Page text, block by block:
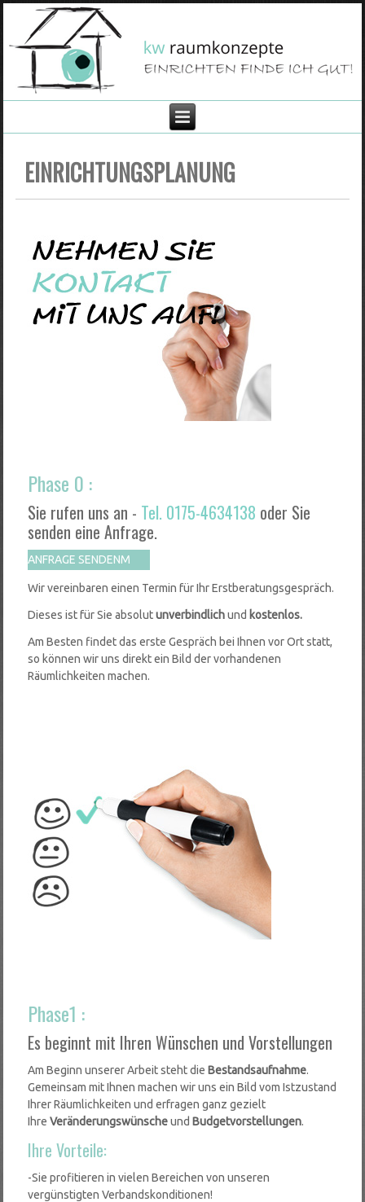
EINRICHTUNGSPLANUNG
Phase 0 :
Sie rufen uns an - Tel. 0175-4634138 oder Sie
senden eine Anfrage.
ANFRAGE SENDEN
Wir vereinbaren einen Termin für Ihr Erstberatungsgespräch.
Dieses ist für Sie absolutunverbindlichund kostenlos.
Am Besten findet das erste Gespräch bei Ihnen vor Ort statt,
so können wir uns direkt ein Bild der vorhandenen
Räumlichkeiten machen.
Phase1 :
Es beginnt mit Ihren Wünschen und Vorstellungen
Am Beginn unserer Arbeit steht dieBestandsaufnahme.
Gemeinsam mit Ihnen machen wir uns ein Bild vom Istzustand
Ihrer Räumlichkeiten und erfragen ganz gezielt
IhreVeränderungswünscheundBudgetvorstellungen.
Ihre Vorteile:
-Sie profitieren in vielen Bereichen von unseren
vergünstigten Verbandskonditionen!